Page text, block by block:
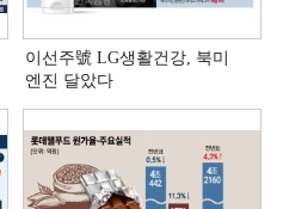
이선주號 LG생활건강, 북미
엔진 달았다